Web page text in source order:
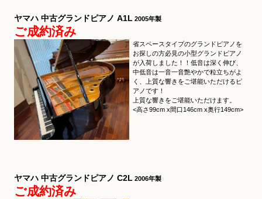
ヤマハ 中古グランドピアノ A1L 2005年製
ご成約済み
省スペースタイプのグランドピアノを
お探しの方必見の小型グランドピアノ
が入荷しました！！低音は深く伸び、
中低音は一音一音艶やかで粒立ちがよ
く、上質な響きをご堪能いただけるピ
アノです！
上質な響きをご堪能いただけます。
<高さ99cm x間口146cm x奥行149cm>
ヤマハ 中古グランドピアノ C2L2006年製
ご成約済み